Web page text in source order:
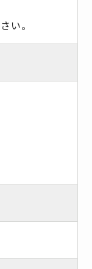
い。